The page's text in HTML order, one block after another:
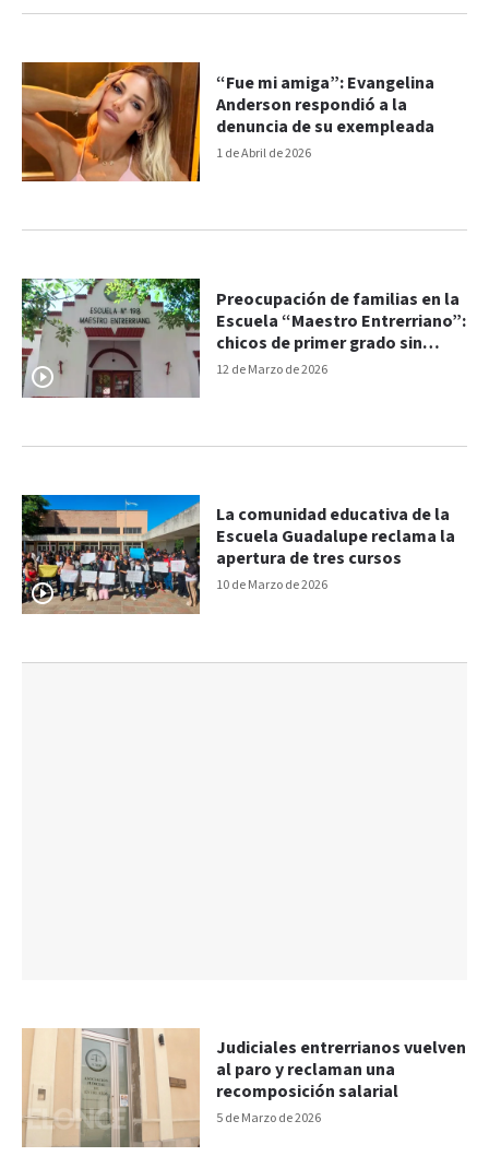
1 de Abril de 2026
“Fue mi amiga”: Evangelina
Anderson respondió a la
denuncia de su exempleada
12 de Marzo de 2026
Preocupación de familias en la
Escuela “Maestro Entrerriano”:
chicos de primer grado sin
docente
10 de Marzo de 2026
La comunidad educativa de la
Escuela Guadalupe reclama la
apertura de tres cursos
5 de Marzo de 2026
Judiciales entrerrianos vuelven
al paro y reclaman una
recomposición salarial